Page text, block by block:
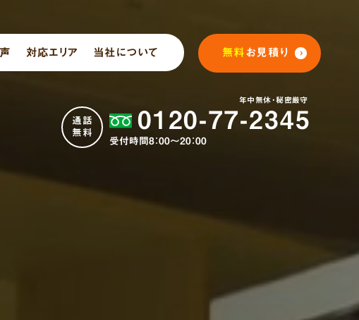
対応エリア 当社について 無料お見積り
0120-77-2345
受付時間8：00～20：00
通話
無料
年中無休・秘密厳守